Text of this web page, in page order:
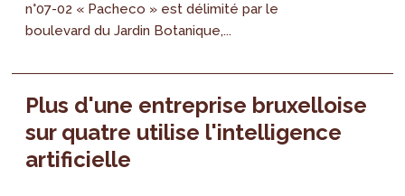
n°07-02 « Pacheco » est délimité par le
boulevard du Jardin Botanique,...
Plus d'une entreprise bruxelloise
sur quatre utilise l'intelligence
artificielle